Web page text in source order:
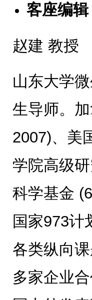
客座编辑
赵建 教授
山东大学
生导师。
2007)、美
学院高级
科学基金
国家973计
各类纵向
多家企业